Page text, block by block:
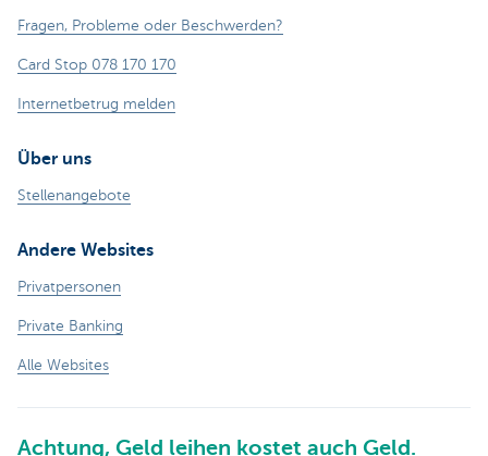
Fragen, Probleme oder Beschwerden?
Card Stop 078 170 170
Internetbetrug melden
Über uns
Stellenangebote
Andere Websites
Privatpersonen
Private Banking
Alle Websites
Achtung, Geld leihen kostet auch Geld.